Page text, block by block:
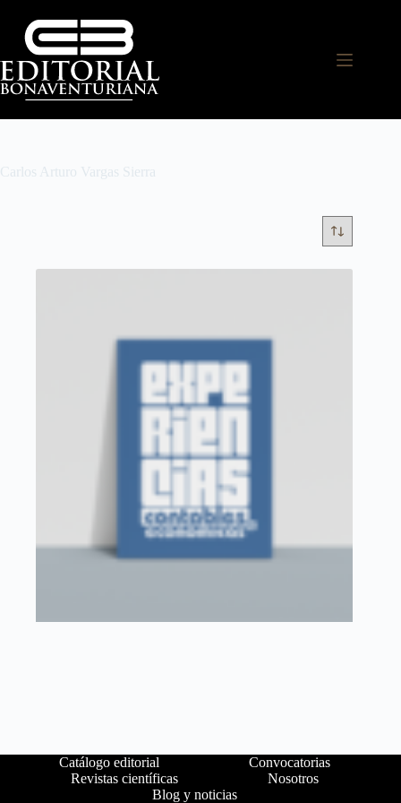
Carlos Arturo Vargas Sierra
Catálogo editorial
Convocatorias
Revistas científicas
Nosotros
Blog y noticias